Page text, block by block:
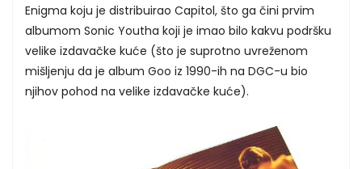
Enigma koju je distribuirao Capitol, što ga čini prvim
albumom Sonic Youtha koji je imao bilo kakvu podršku
velike izdavačke kuće (što je suprotno uvreženom
mišljenju da je album Goo iz 1990-ih na DGC-u bio
njihov pohod na velike izdavačke kuće).